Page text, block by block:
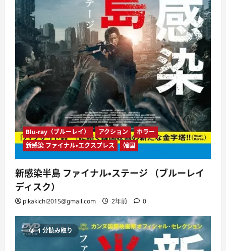
Blu-ray（ブルーレイ） アクション
ホラー
新感染 ファイナル・エクスプレス
韓国
新感染半島 ファイナル・ステージ （ブルーレイ
ディスク）
pikakichi2015@gmail.com 2年前 0
1 分読み取り